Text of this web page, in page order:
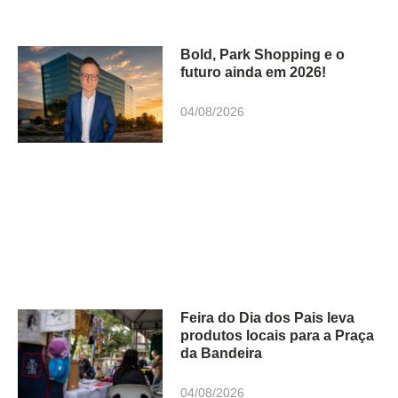
Bold, Park Shopping e o
futuro ainda em 2026!
04/08/2026
Feira do Dia dos Pais leva
produtos locais para a Praça
da Bandeira
04/08/2026